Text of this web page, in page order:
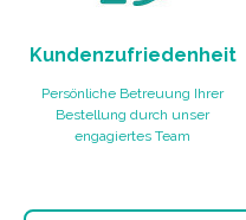
Kundenzufriedenheit
Persönliche Betreuung Ihrer
Bestellung durch unser
engagiertes Team